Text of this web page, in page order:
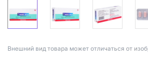
Bнешний вид товара может отличаться от